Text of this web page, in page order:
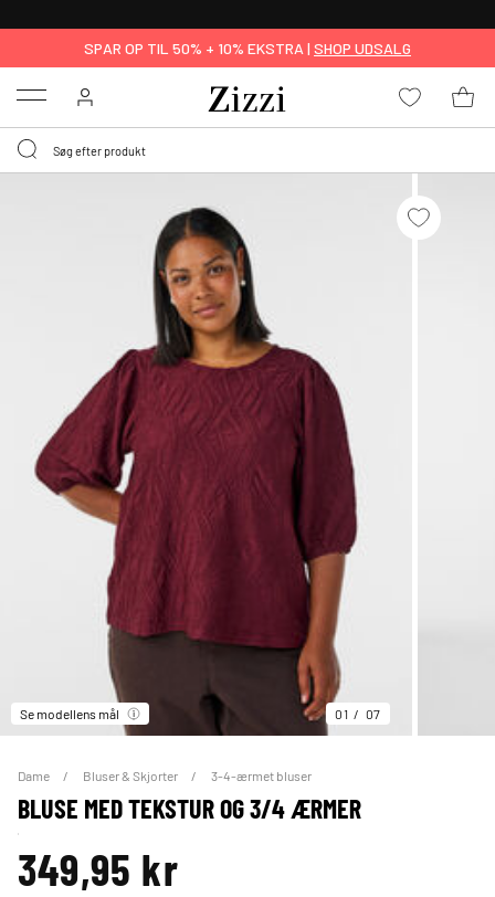
SPAR OP TIL 50% + 10% EKSTRA | SHOP UDSALG
Menu
Se modellens mål 01 07
Dame Bluser & Skjorter 3-4-ærmet bluser
BLUSE MED TEKSTUR OG 3/4 ÆRMER
349,95 kr